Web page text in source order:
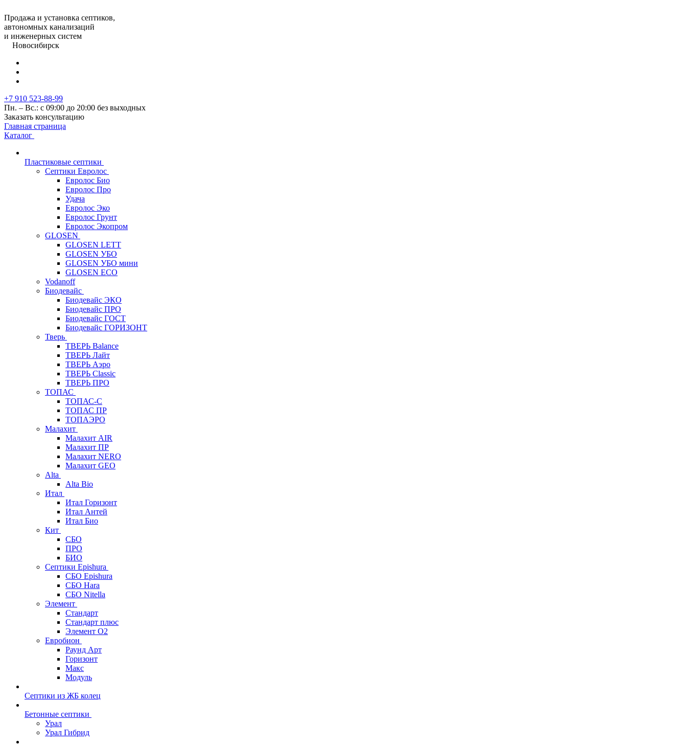
Продажа и установка септиков,
автономных канализаций
и инженерных систем
Новосибирск
+7 910 523-88-99
Пн. – Вс.: с 09:00 до 20:00 без выходных
Заказать консультацию
Главная страница
Каталог
Пластиковые септики
Септики Евролос
Евролос Био
Евролос Про
Удача
Евролос Эко
Евролос Грунт
Евролос Экопром
GLOSEN
GLOSEN LETT
GLOSEN УБО
GLOSEN УБО мини
GLOSEN ECO
Vodanoff
Биодевайс
Биодевайс ЭКО
Биодевайс ПРО
Биодевайс ГОСТ
Биодевайс ГОРИЗОНТ
Тверь
ТВЕРЬ Balance
ТВЕРЬ Лайт
ТВЕРЬ Аэро
ТВЕРЬ Classic
ТВЕРЬ ПРО
ТОПАС
ТОПАС-С
ТОПАС ПР
ТОПАЭРО
Малахит
Малахит AIR
Малахит ПР
Малахит NERO
Малахит GEO
Alta
Alta Bio
Итал
Итал Горизонт
Итал Антей
Итал Био
Кит
СБО
ПРО
БИО
Септики Epishura
СБО Epishura
СБО Hara
СБО Nitella
Элемент
Стандарт
Стандарт плюс
Элемент О2
Евробион
Раунд Арт
Горизонт
Макс
Модуль
Септики из ЖБ колец
Бетонные септики
Урал
Урал Гибрид